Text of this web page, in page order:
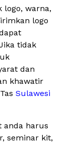
logo, warna,
logo
tidak
dan
khawatir
Sulawesi
anda harus
seminar kit,